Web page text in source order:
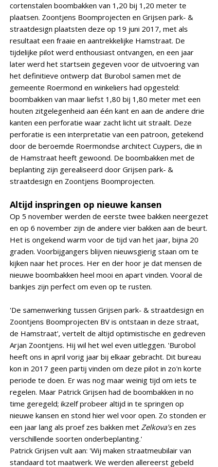
cortenstalen boombakken van 1,20 bij 1,20 meter te
plaatsen. Zoontjens Boomprojecten en Grijsen park- &
straatdesign plaatsten deze op 19 juni 2017, met als
resultaat een fraaie en aantrekkelijke Hamstraat. De
tijdelijke pilot werd enthousiast ontvangen, en een jaar
later werd het startsein gegeven voor de uitvoering van
het definitieve ontwerp dat Burobol samen met de
gemeente Roermond en winkeliers had opgesteld:
boombakken van maar liefst 1,80 bij 1,80 meter met een
houten zitgelegenheid aan één kant en aan de andere drie
kanten een perforatie waar zacht licht uit straalt. Deze
perforatie is een interpretatie van een patroon, getekend
door de beroemde Roermondse architect Cuypers, die in
de Hamstraat heeft gewoond. De boombakken met de
beplanting zijn gerealiseerd door Grijsen park- &
straatdesign en Zoontjens Boomprojecten.
Altijd inspringen op nieuwe kansen
Op 5 november werden de eerste twee bakken neergezet
en op 6 november zijn de andere vier bakken aan de beurt.
Het is ongekend warm voor de tijd van het jaar, bijna 20
graden. Voorbijgangers blijven nieuwsgierig staan om te
kijken naar het proces. Her en der hoor je dat mensen de
nieuwe boombakken heel mooi en apart vinden. Vooral de
bankjes zijn perfect om even op te rusten.
'De samenwerking tussen Grijsen park- & straatdesign en
Zoontjens Boomprojecten BV is ontstaan in deze straat,
de Hamstraat', vertelt de altijd optimistische en gedreven
Arjan Zoontjens. Hij wil het wel even uitleggen. 'Burobol
heeft ons in april vorig jaar bij elkaar gebracht. Dit bureau
kon in 2017 geen partij vinden om deze pilot in zo'n korte
periode te doen. Er was nog maar weinig tijd om iets te
regelen. Maar Patrick Grijsen had de boombakken in no
time geregeld; ikzelf probeer altijd in te springen op
nieuwe kansen en stond hier wel voor open. Zo stonden er
een jaar lang als proef zes bakken met Zelkova'sen zes
verschillende soorten onderbeplanting.'
Patrick Grijsen vult aan: 'Wij maken straatmeubilair van
standaard tot maatwerk. We werden allereerst gebeld